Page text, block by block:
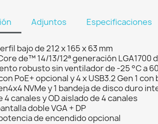
Adjuntos Especificaciones
bajo de 212 x 165 x 63 mm
de™ 14/13/12ª generación LGA1700
robusto sin ventilador de -25 °C a
PoE+ opcional y 4 x USB3.2 Gen 1
NVMe y 1 bandeja de disco duro
4 canales y OD aislado de 4 canales
doble VGA + DP
de encendido opcional